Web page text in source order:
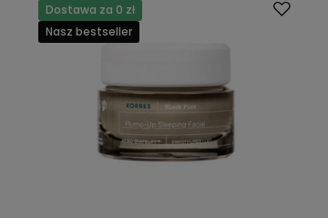
Dostawa za 0 zł
Nasz bestseller